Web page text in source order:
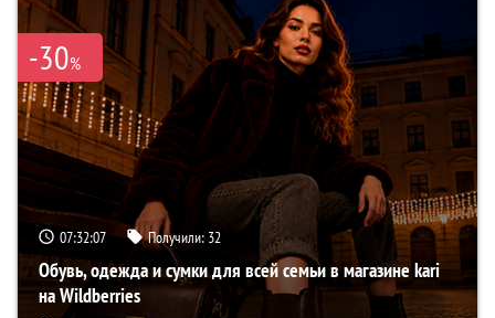
-30%
07:32:06 Получили: 32
Обувь, одежда и сумки для всей семьи в магазине kari
на Wildberries